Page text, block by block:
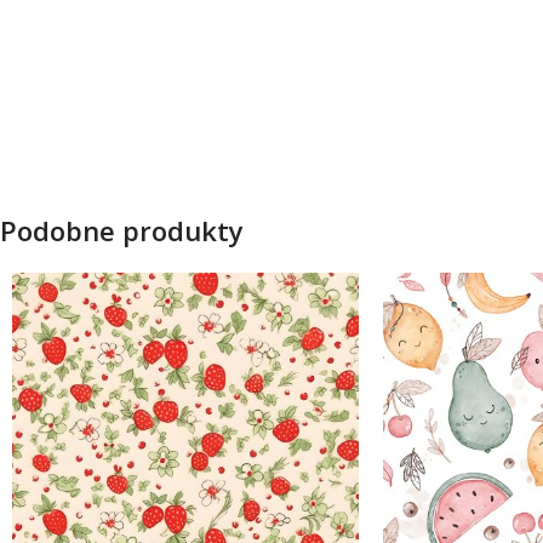
Podobne produkty